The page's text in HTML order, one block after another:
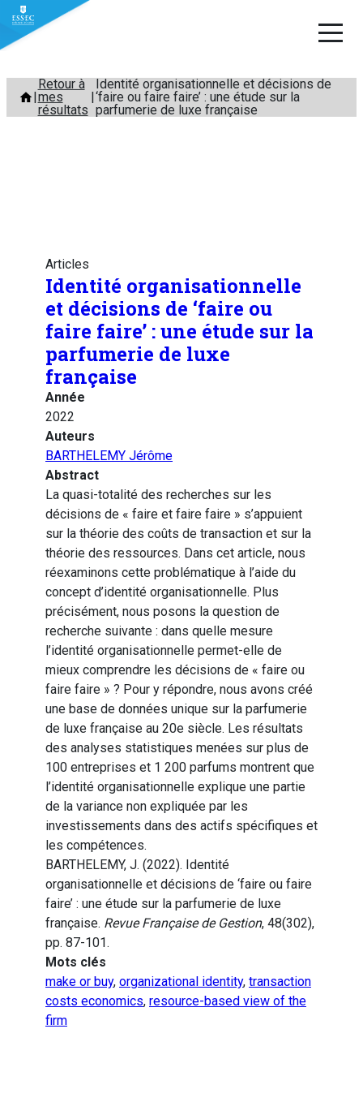
Aller
contenu
Retour à
mes
résultats
Identité organisationnelle et décisions de
‘faire ou faire faire’ : une étude sur la
parfumerie de luxe française
Articles
Identité organisationnelle
et décisions de ‘faire ou
faire faire’ : une étude sur la
parfumerie de luxe
française
Année
2022
Auteurs
BARTHELEMY Jérôme
Abstract
La quasi-totalité des recherches sur les
décisions de « faire et faire faire » s’appuient
sur la théorie des coûts de transaction et sur la
théorie des ressources. Dans cet article, nous
réexaminons cette problématique à l’aide du
concept d’identité organisationnelle. Plus
précisément, nous posons la question de
recherche suivante : dans quelle mesure
l’identité organisationnelle permet-elle de
mieux comprendre les décisions de « faire ou
faire faire » ? Pour y répondre, nous avons créé
une base de données unique sur la parfumerie
de luxe française au 20e siècle. Les résultats
des analyses statistiques menées sur plus de
100 entreprises et 1 200 parfums montrent que
l’identité organisationnelle explique une partie
de la variance non expliquée par les
investissements dans des actifs spécifiques et
les compétences.
BARTHELEMY, J. (2022). Identité
organisationnelle et décisions de ‘faire ou faire
faire’ : une étude sur la parfumerie de luxe
française. Revue Française de Gestion, 48(302),
pp. 87-101.
Mots clés
make or buy, organizational identity, transaction
costs economics, resource-based view of the
firm